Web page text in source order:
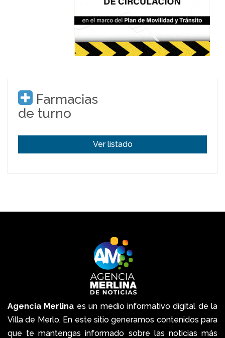
Farmacias
de turno
Ver listado
Agencia Merlina es un medio informativo digital de la
Villa de Merlo. En este sitio generamos contenidos para
que te mantengas informado sobre las noticias más